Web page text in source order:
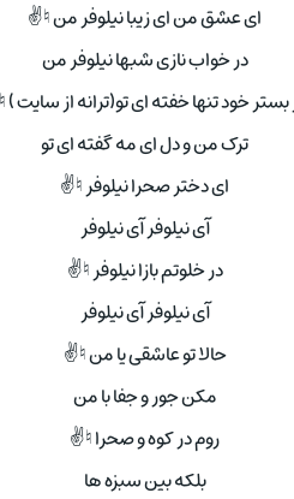
ای عشق من ای زیبا نیلوفر من ♮✌
در خواب نازی شبها نیلوفر من
بستر خود تنها خفته ای تو(ترانه از سایت
ترک من و دل ای مه گفته ای تو
ای دختر صحرا نیلوفر ♮✌
آی نیلوفر آی نیلوفر
در خلوتم بازا نیلوفر ♮✌
آی نیلوفر آی نیلوفر
حالا تو عاشقی یا من ♮✌
مکن جور و جفا با من
روم در کوه و صحرا ♮✌
بلکه بین سبزه ها